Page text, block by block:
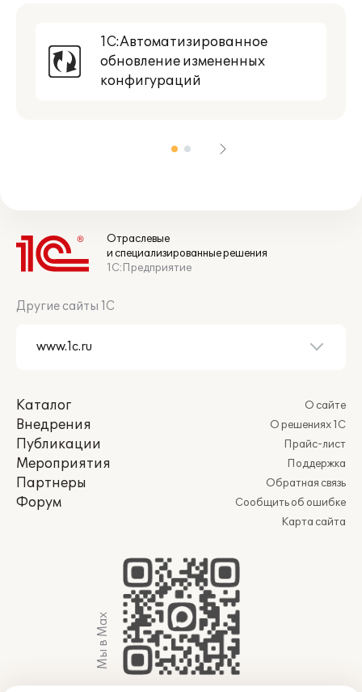
1С:Автоматизированное
обновление измененных
конфигураций
Отраслевые
и специализированные решения
1С:Предприятие
Другие сайты 1С
Каталог
Внедрения
Публикации
Мероприятия
Партнеры
Форум
О сайте
О решениях 1С
Прайс-лист
Поддержка
Обратная связь
Сообщить об ошибке
Карта сайта
Мы в Max